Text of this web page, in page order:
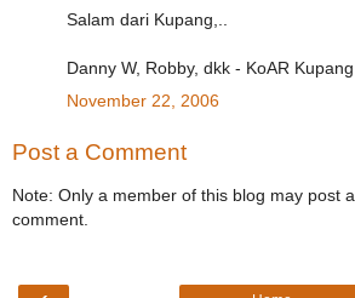
Salam dari Kupang,..
Danny W, Robby, dkk - KoAR Kupang
November 22, 2006
Post a Comment
Note: Only a member of this blog may post a
comment.